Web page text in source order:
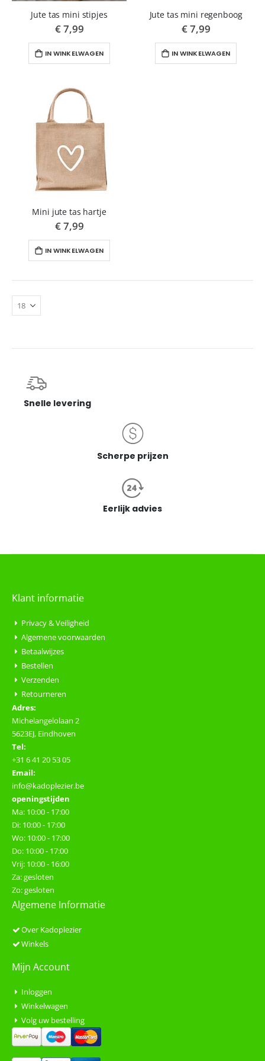
Jute tas mini stipjes
€ 7,99
IN WINKELWAGEN
Jute tas mini regenboog
€ 7,99
IN WINKELWAGEN
Mini jute tas hartje
€ 7,99
IN WINKELWAGEN
Snelle levering
Scherpe prijzen
Eerlijk advies
Klant informatie
Privacy & Veiligheid
Algemene voorwaarden
Betaalwijzes
Bestellen
Verzenden
Retourneren
Adres:
Michelangelolaan 2
5623EJ, Eindhoven
Tel:
+31 6 41 20 53 05
Email:
info@kadoplezier.be
openingstijden
Ma: 10:00 - 17:00
Di: 10:00 - 17:00
Wo: 10:00 - 17:00
Do: 10:00 - 17:00
Vrij: 10:00 - 16:00
Za: gesloten
Zo: gesloten
Algemene Informatie
Over Kadoplezier
Winkels
Mijn Account
Inloggen
Winkelwagen
Volg uw bestelling